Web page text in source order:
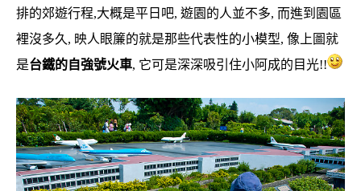
排的郊遊行程,大概是平日吧, 遊園的人並不多, 而進到園區
裡沒多久, 映人眼簾的就是那些代表性的小模型, 像上圖就
是台鐵的自強號火車, 它可是深深吸引住小阿成的目光!!